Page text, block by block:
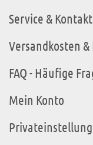
Service & Kontakt
Versandkosten
FAQ - Häufige
Mein Konto